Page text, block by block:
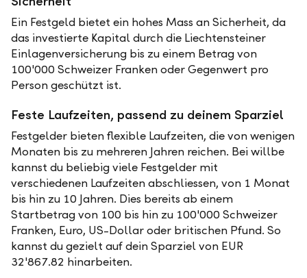
Ein Festgeld bietet ein hohes Mass an Sicherheit, da
das investierte Kapital durch die Liechtensteiner
Einlagenversicherung bis zu einem Betrag von
100'000 Schweizer Franken oder Gegenwert pro
Person geschützt ist.
Feste Laufzeiten, passend zu deinem Sparziel
Festgelder bieten flexible Laufzeiten, die von wenigen
Monaten bis zu mehreren Jahren reichen. Bei willbe
kannst du beliebig viele Festgelder mit
verschiedenen Laufzeiten abschliessen, von 1 Monat
bis hin zu 10 Jahren. Dies bereits ab einem
Startbetrag von 100 bis hin zu 100'000 Schweizer
Franken, Euro, US-Dollar oder britischen Pfund. So
kannst du gezielt auf dein Sparziel von EUR
32'867.82 hinarbeiten.